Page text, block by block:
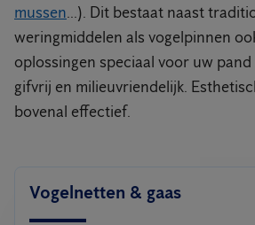
mussen...). Dit bestaat naast
weringmiddelen als vogelpinnen
oplossingen speciaal voor uw
gifvrij en milieuvriendelijk.
bovenal effectief.
Vogelnetten & gaas